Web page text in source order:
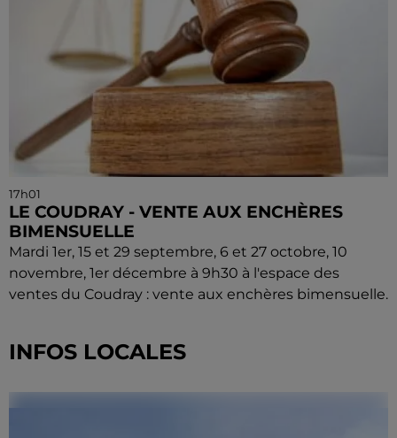
17h01
LE COUDRAY - VENTE AUX ENCHÈRES
BIMENSUELLE
Mardi 1er, 15 et 29 septembre, 6 et 27 octobre, 10
novembre, 1er décembre à 9h30 à l'espace des
ventes du Coudray : vente aux enchères bimensuelle.
INFOS LOCALES